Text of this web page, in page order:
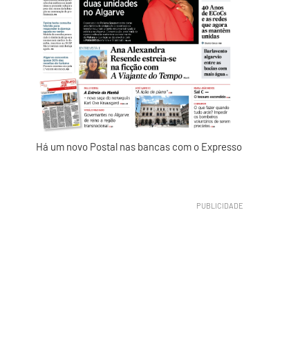
Há um novo Postal nas bancas com o Expresso